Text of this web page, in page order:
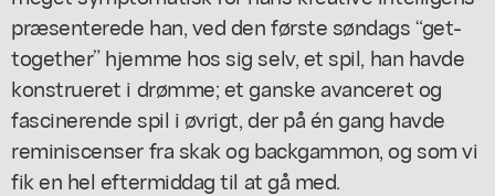
præsenterede han, ved den første søndags “get-
together” hjemme hos sig selv, et spil, han havde
konstrueret i drømme; et ganske avanceret og
fascinerende spil i øvrigt, der på én gang havde
reminiscenser fra skak og backgammon, og som vi
fik en hel eftermiddag til at gå med.